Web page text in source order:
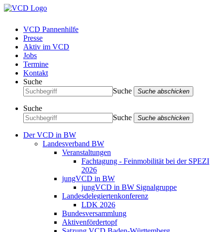
VCD Pannenhilfe
Presse
Aktiv im VCD
Jobs
Termine
Kontakt
Suche
Suche
Suche abschicken
Suche
Suche
Suche abschicken
Der VCD in BW
Landesverband BW
Veranstaltungen
Fachtagung - Feinmobilität bei der SPEZI
2026
jungVCD in BW
jungVCD in BW Signalgruppe
Landesdelegiertenkonferenz
LDK 2026
Bundesversammlung
Aktivenfördertopf